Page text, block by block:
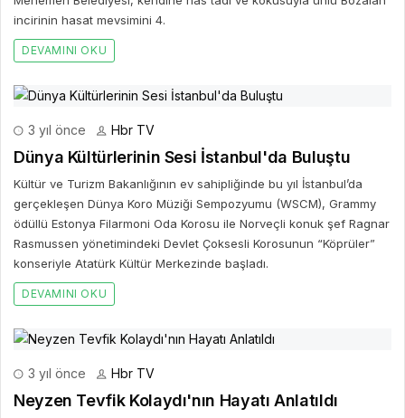
incirinin hasat mevsimini 4.
DEVAMINI OKU
3 yıl önce Hbr TV
Dünya Kültürlerinin Sesi İstanbul'da Buluştu
Kültür ve Turizm Bakanlığının ev sahipliğinde bu yıl İstanbul’da
gerçekleşen Dünya Koro Müziği Sempozyumu (WSCM), Grammy
ödüllü Estonya Filarmoni Oda Korosu ile Norveçli konuk şef Ragnar
Rasmussen yönetimindeki Devlet Çoksesli Korosunun “Köprüler”
konseriyle Atatürk Kültür Merkezinde başladı.
DEVAMINI OKU
3 yıl önce Hbr TV
Neyzen Tevfik Kolaydı'nın Hayatı Anlatıldı